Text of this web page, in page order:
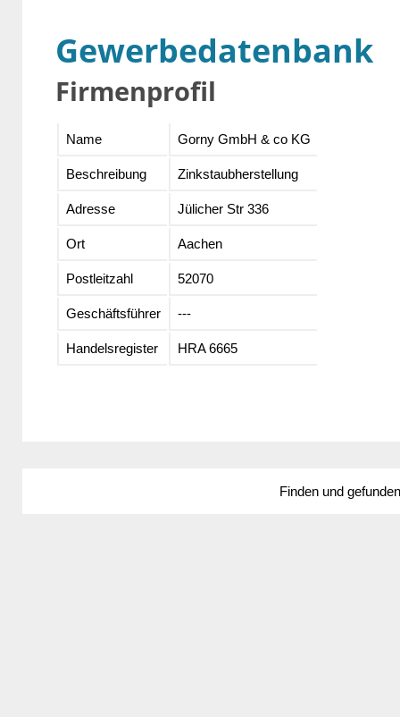
Gewerbedatenbank
Firmenprofil
Name Gorny GmbH & co KG
Beschreibung Zinkstaubherstellung
Adresse Jülicher Str 336
Ort Aachen
Postleitzahl 52070
Geschäftsführer ---
Handelsregister HRA 6665
Finden und